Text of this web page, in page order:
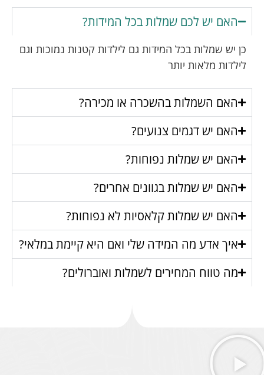
האם יש לכם שמלות בכל המידות?
כן יש שמלות בכל המידות גם לילדות קטנות נמוכות וגם
לילדות מלאות יותר
האם השמלות בהשכרה או מכירה?
האם יש דגמים צנועים?
האם יש שמלות נפוחות?
האם יש שמלות בגוונים אחרים?
האם יש שמלות קלאסיות לא נפוחות?
איך אדע מה המידה שלי ואם היא קיימת במלאי?
מה טווח המחירים לשמלות ואוברולים?